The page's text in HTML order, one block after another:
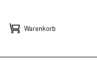
Warenkorb